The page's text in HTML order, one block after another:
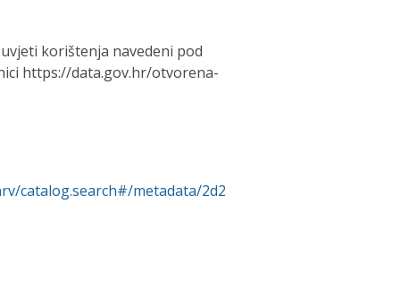
korištenja navedeni pod
https://data.gov.hr/otvorena-
catalog.search#/metadata/2d2